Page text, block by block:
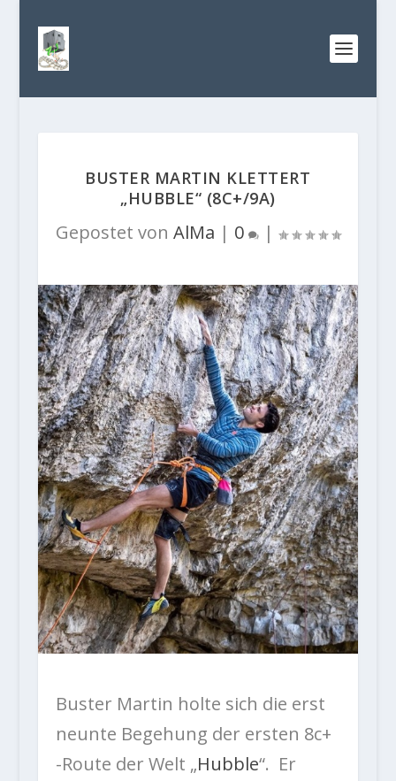
BUSTER MARTIN KLETTERT
„HUBBLE“ (8C+/9A)
Gepostet von AlMa | 0 |
Buster Martin holte sich die erst
neunte Begehung der ersten 8c+
-Route der Welt „Hubble“. Er